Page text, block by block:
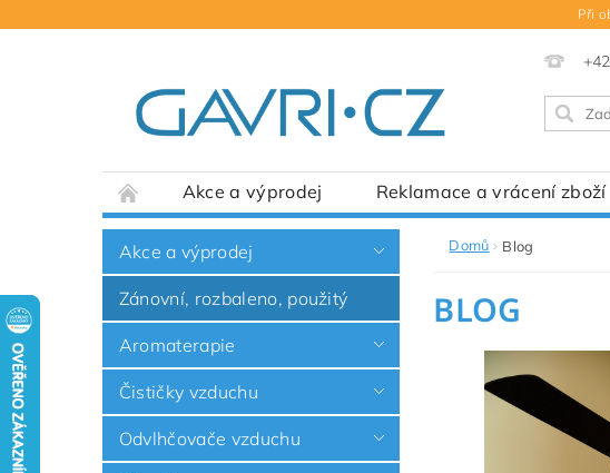
Při
Akce a výprodej Reklamace a vrácení zboží
Akce a výprodej
Zánovní, rozbaleno, použitý
Aromaterapie
Čističky vzduchu
Odvlhčovače vzduchu
Domů Blog
BLOG